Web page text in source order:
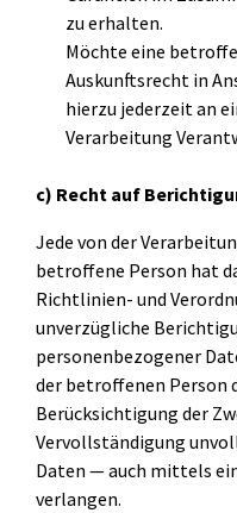
zu erhalten.
Möchte eine
Auskunftsrecht in
hierzu jederzeit an
Verarbeitung
c) Recht auf
Jede von der
betroffene Person hat
Richtlinien- und
unverzügliche
personenbezogener
der betroffenen Person
Berücksichtigung der
Vervollständigung
Daten — auch mittels
verlangen.